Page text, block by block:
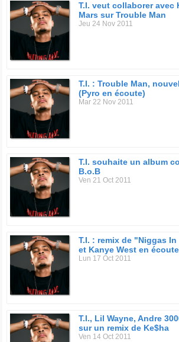
T.I. veut collaborer avec
Mars sur Trouble Man
Jeu 24 Nov 2011
T.I. : Trouble Man,
(Pyro en écoute)
Mar 22 Nov 2011
T.I. souhaite un album
B.o.B
Ven 21 Oct 2011
T.I. : remix de "Niggas
et Kanye West en écoute
Lun 17 Oct 2011
T.I., Lil Wayne, Andre
sur un remix de Ke$ha
Ven 14 Oct 2011